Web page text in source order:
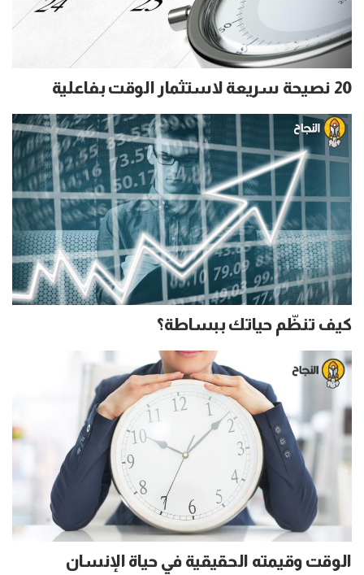
20 نصيحة سريعة لاستثمار الوقت بفاعلية
كيف تنظّم حياتك ببساطة؟
الوقت وقيمته الحقيقية في حياة الإنسان